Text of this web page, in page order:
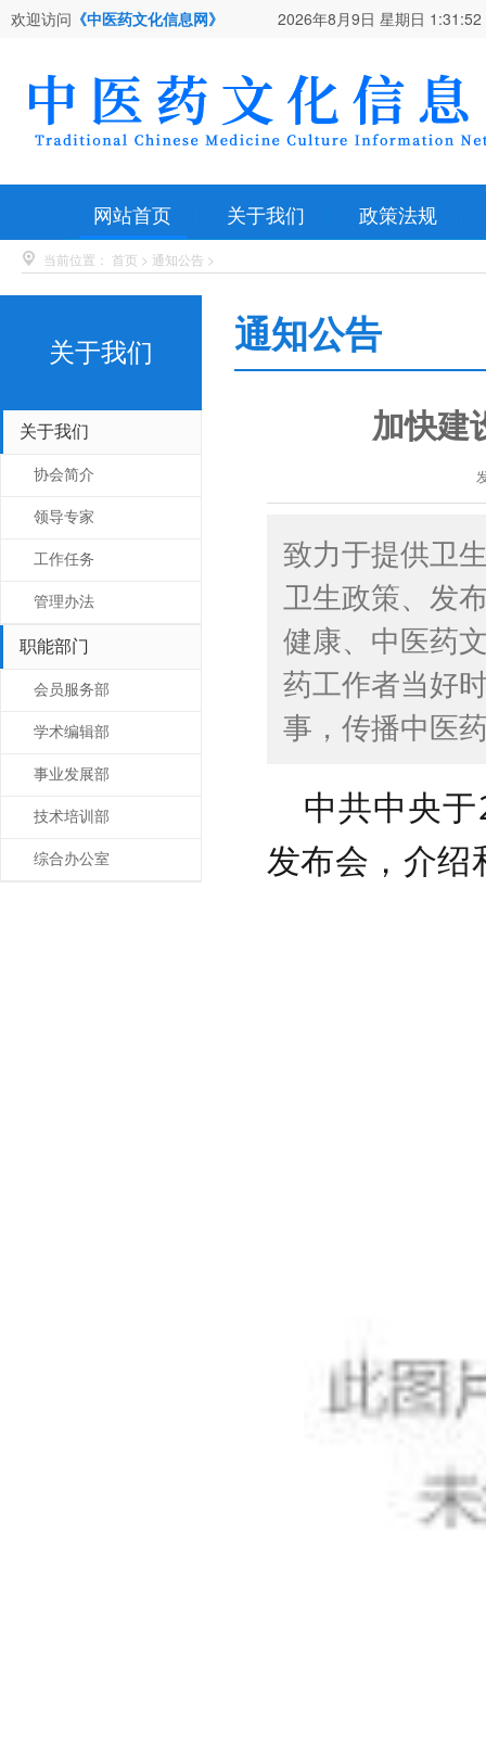
欢迎访问 《中医药文化信息网》 2026年8月9日 星期日 1:31:53
网站首页 关于我们 政策法规
当前位置： 首页 > 通知公告 >
关于我们
关于我们
协会简介
领导专家
工作任务
管理办法
职能部门
会员服务部
学术编辑部
事业发展部
技术培训部
综合办公室
通知公告
加快建
致力于提供卫
卫生政策、发
健康、中医药
药工作者当好
事，传播中医
中共中央
发布会，介绍